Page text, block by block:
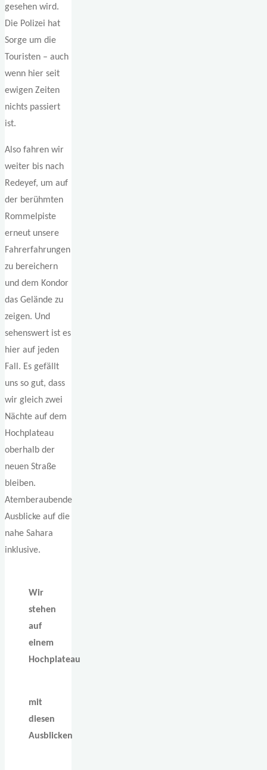
gesehen wird.
Die Polizei hat
Sorge um die
Touristen – auch
wenn hier seit
ewigen Zeiten
nichts passiert
ist.
Also fahren wir
weiter bis nach
Redeyef, um auf
der berühmten
Rommelpiste
erneut unsere
Fahrerfahrungen
zu bereichern
und dem Kondor
das Gelände zu
zeigen. Und
sehenswert ist es
hier auf jeden
Fall. Es gefällt
uns so gut, dass
wir gleich zwei
Nächte auf dem
Hochplateau
oberhalb der
neuen Straße
bleiben.
Atemberaubende
Ausblicke auf die
nahe Sahara
inklusive.
Wir
stehen
auf
einem
Hochplateau
mit
diesen
Ausblicken